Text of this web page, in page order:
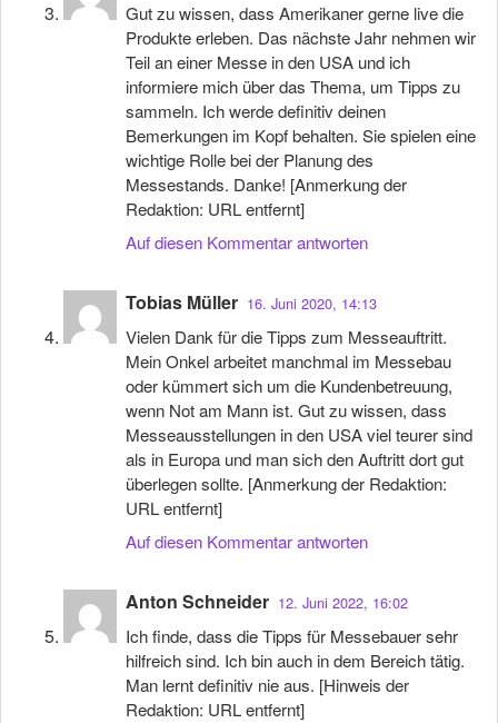
Gut zu wissen, dass Amerikaner gerne live die
Produkte erleben. Das nächste Jahr nehmen wir
Teil an einer Messe in den USA und ich
informiere mich über das Thema, um Tipps zu
sammeln. Ich werde definitiv deinen
Bemerkungen im Kopf behalten. Sie spielen eine
wichtige Rolle bei der Planung des
Messestands. Danke! [Anmerkung der
Redaktion: URL entfernt]
Auf diesen Kommentar antworten
Tobias Müller 16. Juni 2020, 14:13
Vielen Dank für die Tipps zum Messeauftritt.
Mein Onkel arbeitet manchmal im Messebau
oder kümmert sich um die Kundenbetreuung,
wenn Not am Mann ist. Gut zu wissen, dass
Messeausstellungen in den USA viel teurer sind
als in Europa und man sich den Auftritt dort gut
überlegen sollte. [Anmerkung der Redaktion:
URL entfernt]
Auf diesen Kommentar antworten
Anton Schneider 12. Juni 2022, 16:02
Ich finde, dass die Tipps für Messebauer sehr
hilfreich sind. Ich bin auch in dem Bereich tätig.
Man lernt definitiv nie aus. [Hinweis der
Redaktion: URL entfernt]